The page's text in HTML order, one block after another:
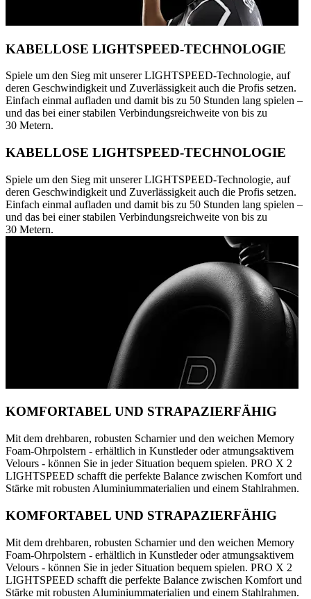
KABELLOSE LIGHTSPEED-TECHNOLOGIE
Spiele um den Sieg mit unserer LIGHTSPEED-Technologie, auf
deren Geschwindigkeit und Zuverlässigkeit auch die Profis setzen.
Einfach einmal aufladen und damit bis zu 50 Stunden lang spielen –
und das bei einer stabilen Verbindungsreichweite von bis zu
30 Metern.
KABELLOSE LIGHTSPEED-TECHNOLOGIE
Spiele um den Sieg mit unserer LIGHTSPEED-Technologie, auf
deren Geschwindigkeit und Zuverlässigkeit auch die Profis setzen.
Einfach einmal aufladen und damit bis zu 50 Stunden lang spielen –
und das bei einer stabilen Verbindungsreichweite von bis zu
30 Metern.
KOMFORTABEL UND STRAPAZIERFÄHIG
Mit dem drehbaren, robusten Scharnier und den weichen Memory
Foam-Ohrpolstern - erhältlich in Kunstleder oder atmungsaktivem
Velours - können Sie in jeder Situation bequem spielen. PRO X 2
LIGHTSPEED schafft die perfekte Balance zwischen Komfort und
Stärke mit robusten Aluminiummaterialien und einem Stahlrahmen.
KOMFORTABEL UND STRAPAZIERFÄHIG
Mit dem drehbaren, robusten Scharnier und den weichen Memory
Foam-Ohrpolstern - erhältlich in Kunstleder oder atmungsaktivem
Velours - können Sie in jeder Situation bequem spielen. PRO X 2
LIGHTSPEED schafft die perfekte Balance zwischen Komfort und
Stärke mit robusten Aluminiummaterialien und einem Stahlrahmen.